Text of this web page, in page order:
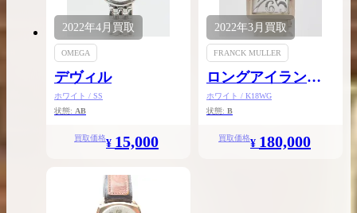
2022年4月 買取
OMEGA
デヴィル
ホワイト / SS
状態: AB
買取価格¥ 15,000
2022年3月 買取
FRANCK MULLER
ロングアイランド
レリーフ
ホワイト / K18WG
状態: B
買取価格¥ 180,000